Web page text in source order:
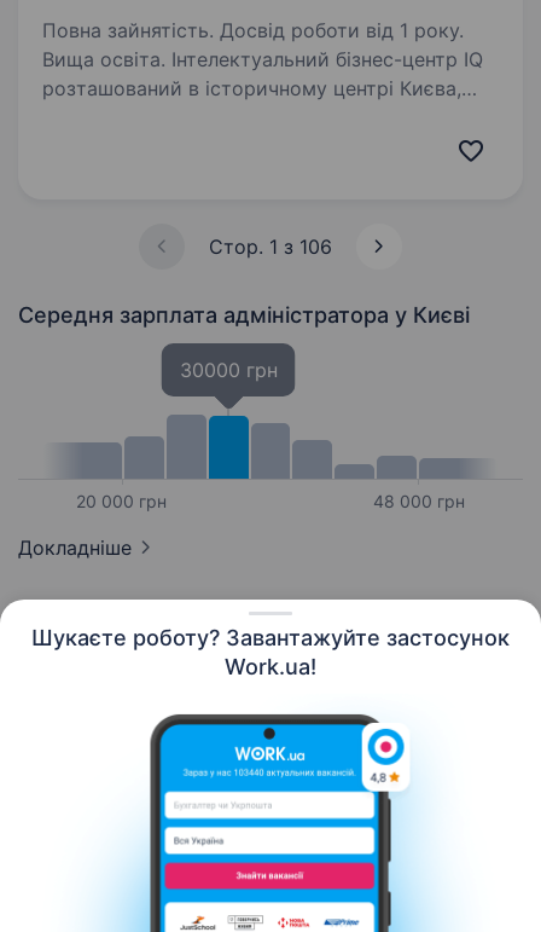
Шукаєте роботу? Завантажуйте застосунок
Work.ua!
Повна зайнятість. Досвід роботи від 1 року.
Вища освіта. Інтелектуальний бізнес-центр IQ
розташований в історичному центрі Києва,
терасами та панорамним видом на монумент і
Стор. 1 з 106
Середня зарплата адміністратора у Києві
20 000 грн
30000 грн
48 000 грн
Докладніше
Контакти Про нас
Кар’єра